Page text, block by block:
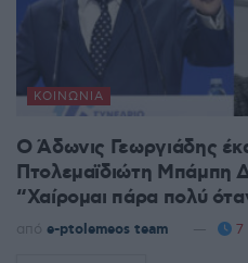
ΚΟΙΝΩΝΊΑ
Ο Άδωνις Γεωργιάδης
Πτολεμαϊδιώτη Μπάμπη
“Χαίρομαι πάρα πολύ
από e-ptolemeos team 7